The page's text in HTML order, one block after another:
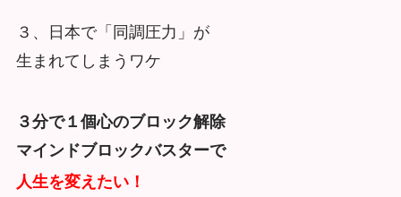
３、日本で「同調圧力」が
生まれてしまうワケ
３分で１個心のブロック解除
マインドブロックバスターで
人生を変えたい！